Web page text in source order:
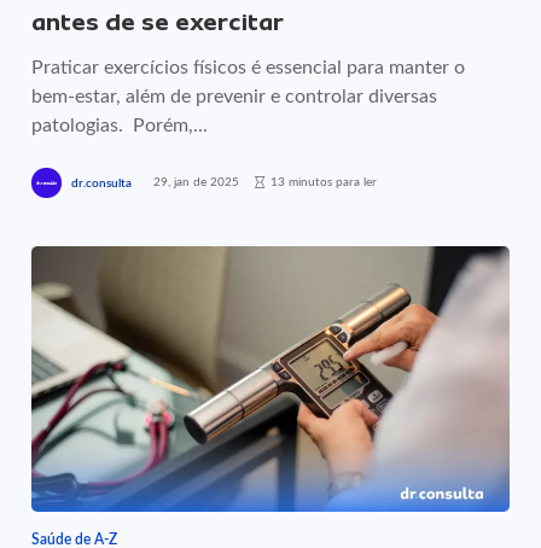
antes de se exercitar
Praticar exercícios físicos é essencial para manter o
bem-estar, além de prevenir e controlar diversas
patologias. Porém,...
dr.consulta 29, jan de 2025 13 minutos para ler
Saúde de A-Z